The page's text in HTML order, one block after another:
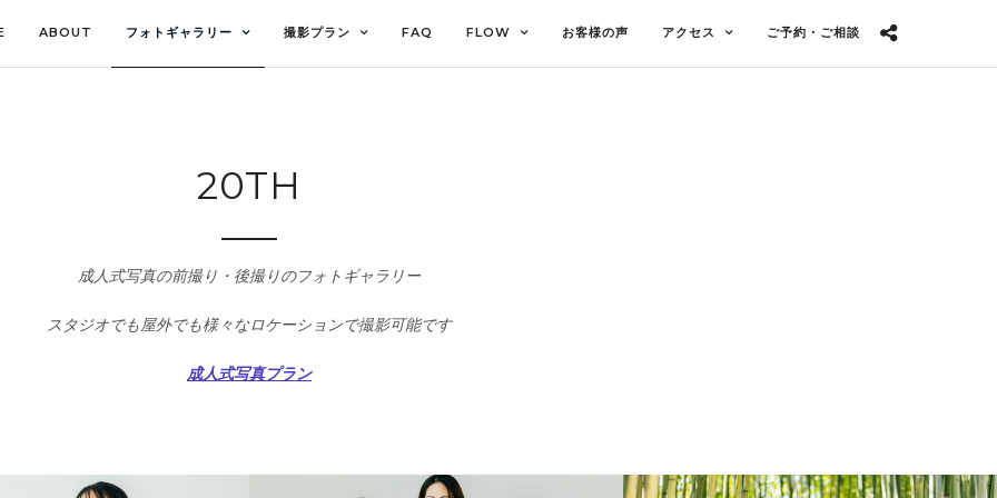
ABOUT フォトギャラリー 撮影プラン FAQ FLOW お客様の声 アクセス ご予約・ご相談
20TH
成人式写真の前撮り・後撮りのフォトギャラリー
スタジオでも屋外でも様々なロケーションで撮影可能です
成人式写真プラン